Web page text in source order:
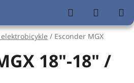
Hľadať
KOŠÍK
/ Esconder MGX
18"-18" /